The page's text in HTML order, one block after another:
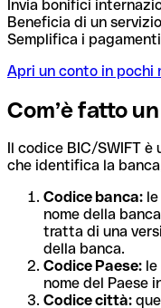
Invia bonifici
Beneficia di un
Semplifica i
Apri un conto in pochi
Com’è fatto
Il codice BIC/SWIFT
che identifica la
Codice banca:
nome della
tratta di una
della banca.
Codice Paese:
nome del Paese
Codice città: